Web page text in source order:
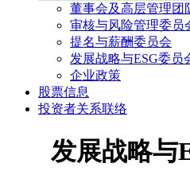
董事会及高层管理团
审核与风险管理委员
提名与薪酬委员会
发展战略与ESG委员
企业政策
股票信息
投资者关系联络
发展战略与